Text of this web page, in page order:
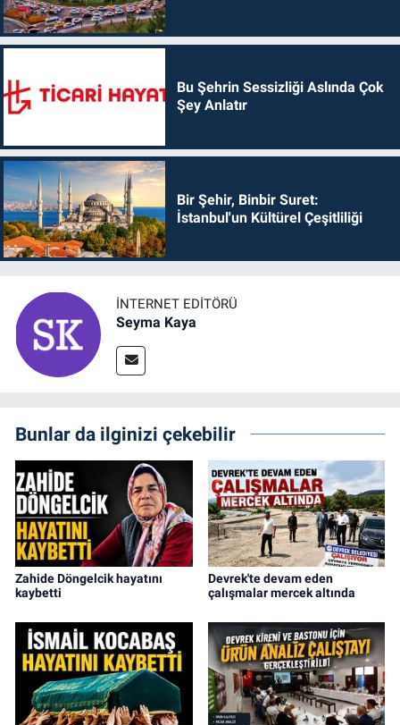
Bu Şehrin Sessizliği Aslında Çok
Şey Anlatır
Bir Şehir, Binbir Suret:
İstanbul'un Kültürel Çeşitliliği
İNTERNET EDITÖRÜ
Seyma Kaya
Bunlar da ilginizi çekebilir
Zahide Döngelcik hayatını
kaybetti
Devrek'te devam eden
çalışmalar mercek altında